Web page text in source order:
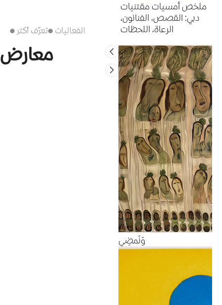
● تعرّف أكثر ● الفعاليات
ملخص أمسيات مقتنيات
دبي: القصص، الفنانون،
الرعاة، اللحظات
معارض
وَنَمضِي